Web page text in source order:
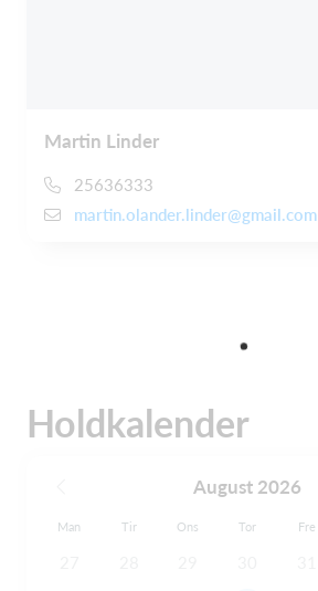
Martin Linder
25636333
martin.olander.linder@gmail.com
Holdkalender
August 2026
Man Tir Ons Tor Fre